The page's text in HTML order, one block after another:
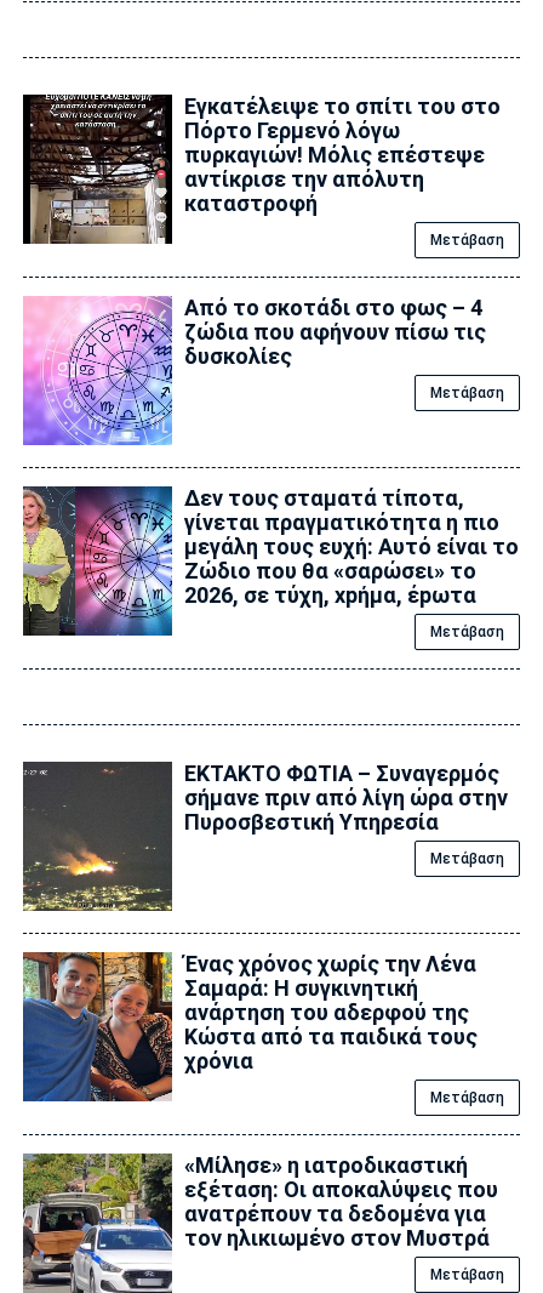
Εγκατέλειψε το σπίτι του στο
Πόρτο Γερμενό λόγω
πυρκαγιών! Μόλις επέστεψε
αντίκρισε την απόλυτη
καταστροφή
Μετάβαση
Από το σκοτάδι στο φως – 4
ζώδια που αφήνουν πίσω τις
δυσκολίες
Μετάβαση
Δεν τους σταματά τίποτα,
γίνεται πραγματικότητα η πιο
μεγάλη τους ευχή: Αυτό είναι το
Zώδιο που θα «σαρώσει» το
2026, σε τύχη, xpήμα, έpωτα
Μετάβαση
ΕΚΤΑΚΤΟ ΦΩΤΙΑ – Συναγερμός
σήμανε πριν από λίγη ώρα στην
Πυροσβεστική Υπηρεσία
Μετάβαση
Ένας χρόνος χωρίς την Λένα
Σαμαρά: Η συγκινητική
ανάρτηση του αδερφού της
Κώστα από τα παιδικά τους
χρόνια
Μετάβαση
«Μίλησε» η ιατροδικαστική
εξέταση: Οι αποκαλύψεις που
ανατρέπουν τα δεδομένα για
τον ηλικιωμένο στον Μυστρά
Μετάβαση